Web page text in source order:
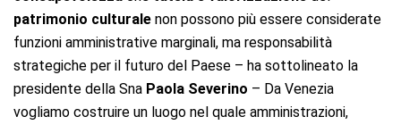
patrimonio culturale non possono più essere considerate
funzioni amministrative marginali, ma responsabilità
strategiche per il futuro del Paese – ha sottolineato la
presidente della Sna Paola Severino – Da Venezia
vogliamo costruire un luogo nel quale amministrazioni,